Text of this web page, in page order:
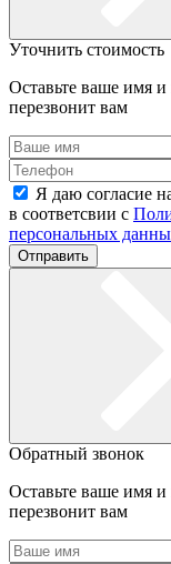
Уточнить стоимость
Оставьте ваше имя
перезвонит вам
Я даю согласие
в соответсвии с
персональных
Отправить
Обратный звонок
Оставьте ваше имя
перезвонит вам